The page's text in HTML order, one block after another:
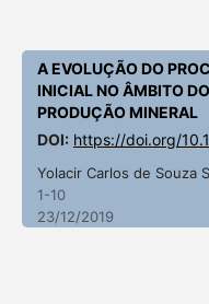
A EVOLUÇÃO DO
INICIAL NO ÂMBITO
PRODUÇÃO MINERAL
DOI: https://doi.org/
Yolacir Carlos de Souza
1-10
23/12/2019